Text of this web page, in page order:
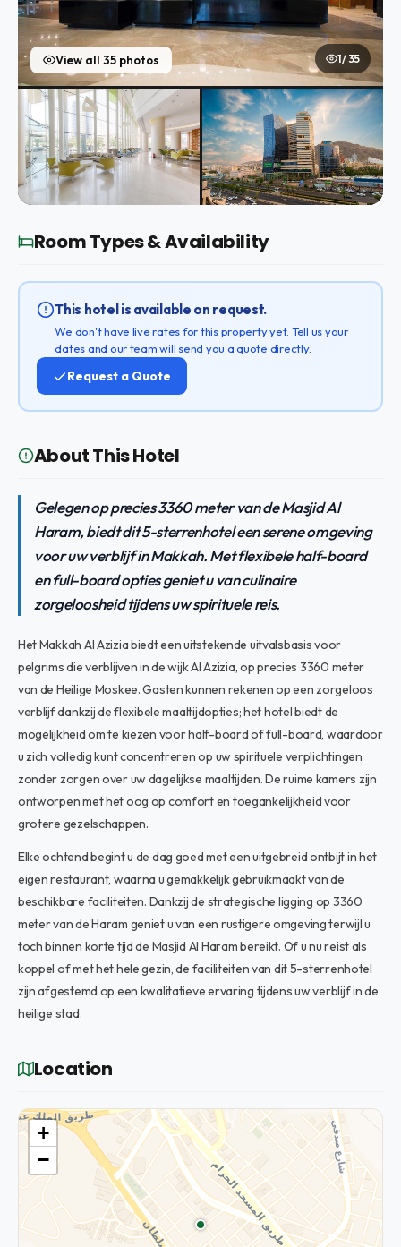
View all 35 photos 1 / 35
Room Types & Availability
This hotel is available on request.
We don't have live rates for this property yet. Tell us your
dates and our team will send you a quote directly.
Request a Quote
About This Hotel
Gelegen op precies 3360 meter van de Masjid Al
Haram, biedt dit 5-sterrenhotel een serene omgeving
voor uw verblijf in Makkah. Met flexibele half-board
en full-board opties geniet u van culinaire
zorgeloosheid tijdens uw spirituele reis.
Het Makkah Al Azizia biedt een uitstekende uitvalsbasis voor
pelgrims die verblijven in de wijk Al Azizia, op precies 3360 meter
van de Heilige Moskee. Gasten kunnen rekenen op een zorgeloos
verblijf dankzij de flexibele maaltijdopties; het hotel biedt de
mogelijkheid om te kiezen voor half-board of full-board, waardoor
u zich volledig kunt concentreren op uw spirituele verplichtingen
zonder zorgen over uw dagelijkse maaltijden. De ruime kamers zijn
ontworpen met het oog op comfort en toegankelijkheid voor
grotere gezelschappen.
Elke ochtend begint u de dag goed met een uitgebreid ontbijt in het
eigen restaurant, waarna u gemakkelijk gebruikmaakt van de
beschikbare faciliteiten. Dankzij de strategische ligging op 3360
meter van de Haram geniet u van een rustigere omgeving terwijl u
toch binnen korte tijd de Masjid Al Haram bereikt. Of u nu reist als
koppel of met het hele gezin, de faciliteiten van dit 5-sterrenhotel
zijn afgestemd op een kwalitatieve ervaring tijdens uw verblijf in de
heilige stad.
Location
+
−